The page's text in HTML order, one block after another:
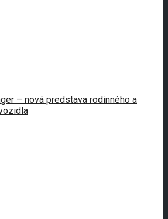
– nová predstava rodinného a